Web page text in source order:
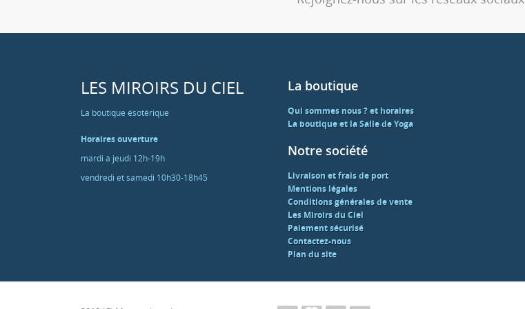
LES MIROIRS DU CIEL
La boutique ésotérique
Horaires ouverture
mardi à jeudi 12h-19h
vendredi et samedi 10h30-18h45
La boutique
Qui sommes nous ? et horaires
La boutique et la Salle de Yoga
Notre société
Livraison et frais de port
Mentions légales
Conditions générales de vente
Les Miroirs du Ciel
Paiement sécurisé
Contactez-nous
Plan du site